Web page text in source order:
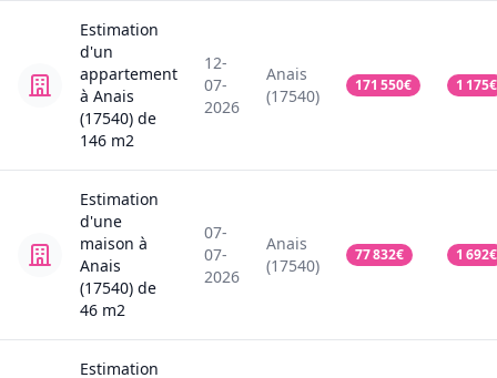
Estimation
d'un
appartement
à Anais
(17540) de
146 m2
12-
07-
2026
Anais
(17540)
171 550€ 1 175€
Estimation
d'une
maison à
Anais
(17540) de
46 m2
07-
07-
2026
Anais
(17540)
77 832€ 1 692€
Estimation